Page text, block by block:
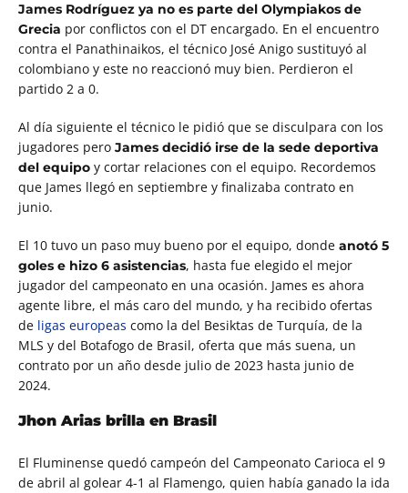
James Rodríguez ya no es parte del Olympiakos de
Grecia por conflictos con el DT encargado. En el encuentro
contra el Panathinaikos, el técnico José Anigo sustituyó al
colombiano y este no reaccionó muy bien. Perdieron el
partido 2 a 0.
Al día siguiente el técnico le pidió que se disculpara con los
jugadores pero James decidió irse de la sede deportiva
del equipo y cortar relaciones con el equipo. Recordemos
que James llegó en septiembre y finalizaba contrato en
junio.
El 10 tuvo un paso muy bueno por el equipo, donde anotó 5
goles e hizo 6 asistencias, hasta fue elegido el mejor
jugador del campeonato en una ocasión. James es ahora
agente libre, el más caro del mundo, y ha recibido ofertas
de ligas europeas como la del Besiktas de Turquía, de la
MLS y del Botafogo de Brasil, oferta que más suena, un
contrato por un año desde julio de 2023 hasta junio de
2024.
Jhon Arias brilla en Brasil
El Fluminense quedó campeón del Campeonato Carioca el 9
de abril al golear 4-1 al Flamengo, quien había ganado la ida